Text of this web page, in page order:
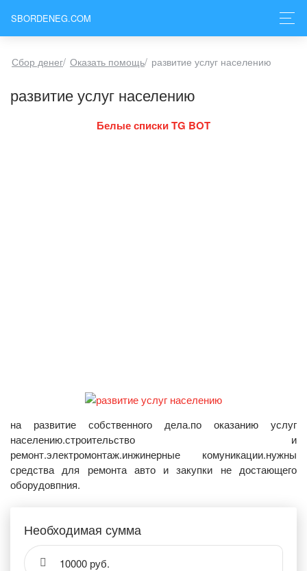
SBORDENEG.COM
Сбор денег/ Оказать помощь/ развитие услуг населению
развитие услуг населению
Белые списки TG BOT
на развитие собственного дела.по оказанию услуг
населению.строительство и
ремонт.электромонтаж.инжинерные комуникации.нужны
средства для ремонта авто и закупки не достающего
оборудовпния.
Необходимая сумма
10000 руб.